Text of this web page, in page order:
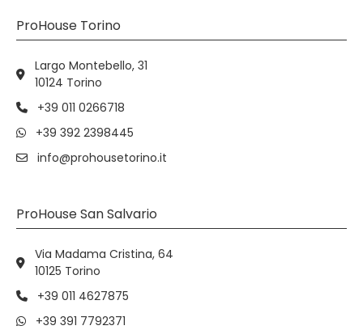
ProHouse Torino
Largo Montebello, 31
10124 Torino
+39 011 0266718
+39 392 2398445
info@prohousetorino.it
ProHouse San Salvario
Via Madama Cristina, 64
10125 Torino
+39 011 4627875
+39 391 7792371